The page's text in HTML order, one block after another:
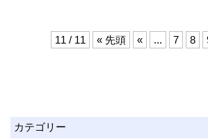
11 / 11 « 先頭 « ... 7 8
カテゴリー